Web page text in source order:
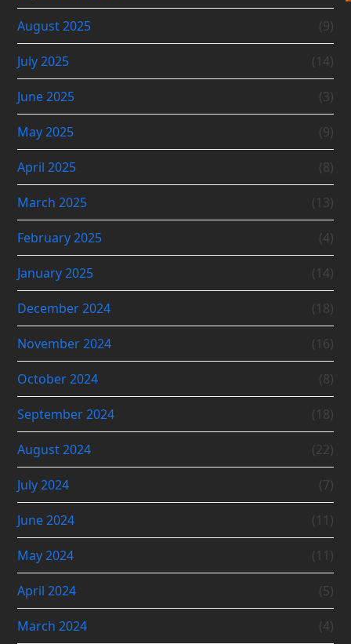
August 2025 (9)
July 2025 (14)
June 2025 (3)
May 2025 (9)
April 2025 (8)
March 2025 (13)
February 2025 (4)
January 2025 (14)
December 2024 (18)
November 2024 (16)
October 2024 (8)
September 2024 (18)
August 2024 (22)
July 2024 (7)
June 2024 (11)
May 2024 (11)
April 2024 (5)
March 2024 (4)